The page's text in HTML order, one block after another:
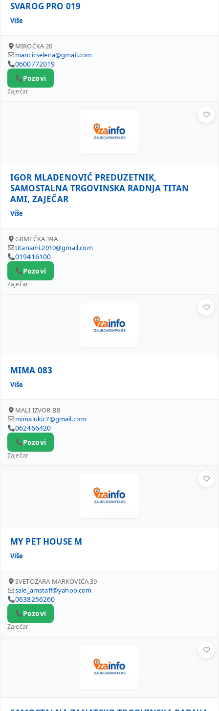
SVAROG PRO 019
Više
MIROČKA 20
mancicselena@gmail.com
0600772019
Pozovi
Zaječar
IGOR MLADENOVIĆ PREDUZETNIK,
SAMOSTALNA TRGOVINSKA RADNJA TITAN
AMI, ZAJEČAR
Više
GRMEČKA 39A
titanami.2010@gmail.com
019416100
Pozovi
Zaječar
MIMA 083
Više
MALI IZVOR BB
mimalukic7@gmail.com
062466420
Pozovi
Zaječar
MY PET HOUSE M
Više
SVETOZARA MARKOVIĆA 39
sale_amstaff@yahoo.com
0638256260
Pozovi
Zaječar